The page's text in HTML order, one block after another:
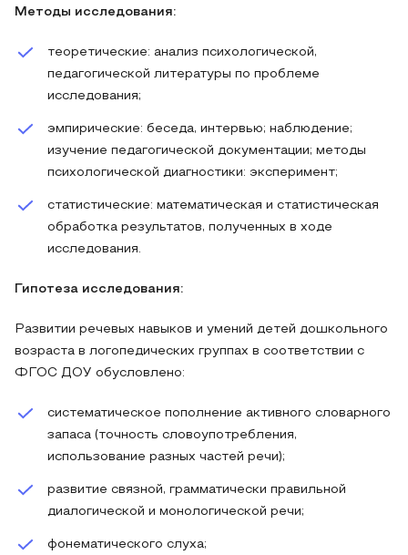
Методы исследования:
теоретические: анализ психологической,
педагогической литературы по проблеме
исследования;
эмпирические: беседа, интервью; наблюдение;
изучение педагогической документации; методы
психологической диагностики: эксперимент;
статистические: математическая и статистическая
обработка результатов, полученных в ходе
исследования.
Гипотеза исследования:
Развитии речевых навыков и умений детей дошкольного
возраста в логопедических группах в соответствии с
ФГОС ДОУ обусловлено:
систематическое пополнение активного словарного
запаса (точность словоупотребления,
использование разных частей речи);
развитие связной, грамматически правильной
диалогической и монологической речи;
фонематического слуха;